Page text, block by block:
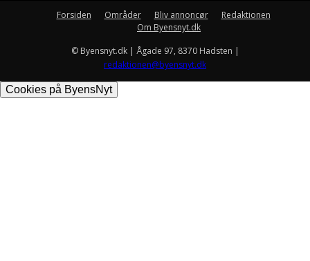
Forsiden
Områder Bliv annoncør
Redaktionen
Om Byensnyt.dk
© Byensnyt.dk | Ågade 97, 8370 Hadsten |
redaktionen@byensnyt.dk
Cookies på ByensNyt